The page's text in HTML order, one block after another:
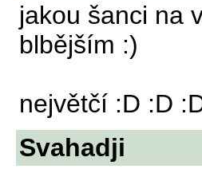
jakou šanci na
blbějším :)
největčí :D :D
Svahadji